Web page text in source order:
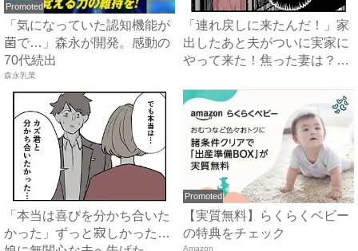
Promoted
「気になっていた認知機能が
菌で…」森永が開発。感動の
70代続出
森永乳業
「連れ戻しに来たんだ！」家
出したあと夫がついに実家に
やって来た！焦った妻は？
「本当は喜びを分かち合いた
かった」ずっと寂しかった…
Promoted
【実質無料】らくらくベビー
の特典をチェック
Amazon